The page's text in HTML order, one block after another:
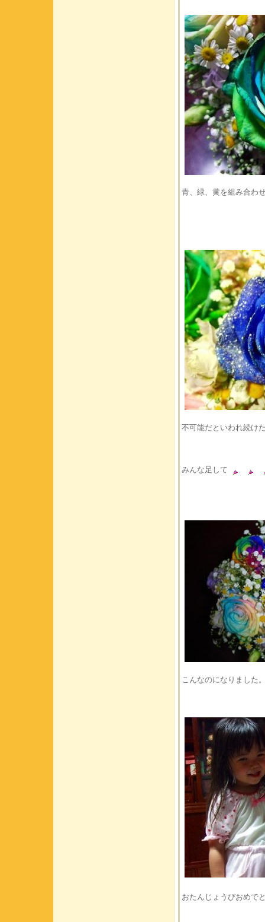
青、緑、黄を組み合わ
不可能だといわれ続け
みんな足して
こんなのになりました
おたんじょうびおめで